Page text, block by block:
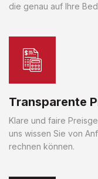
die genau auf Ihre
Transparente
Klare und faire
uns wissen Sie von
rechnen können.